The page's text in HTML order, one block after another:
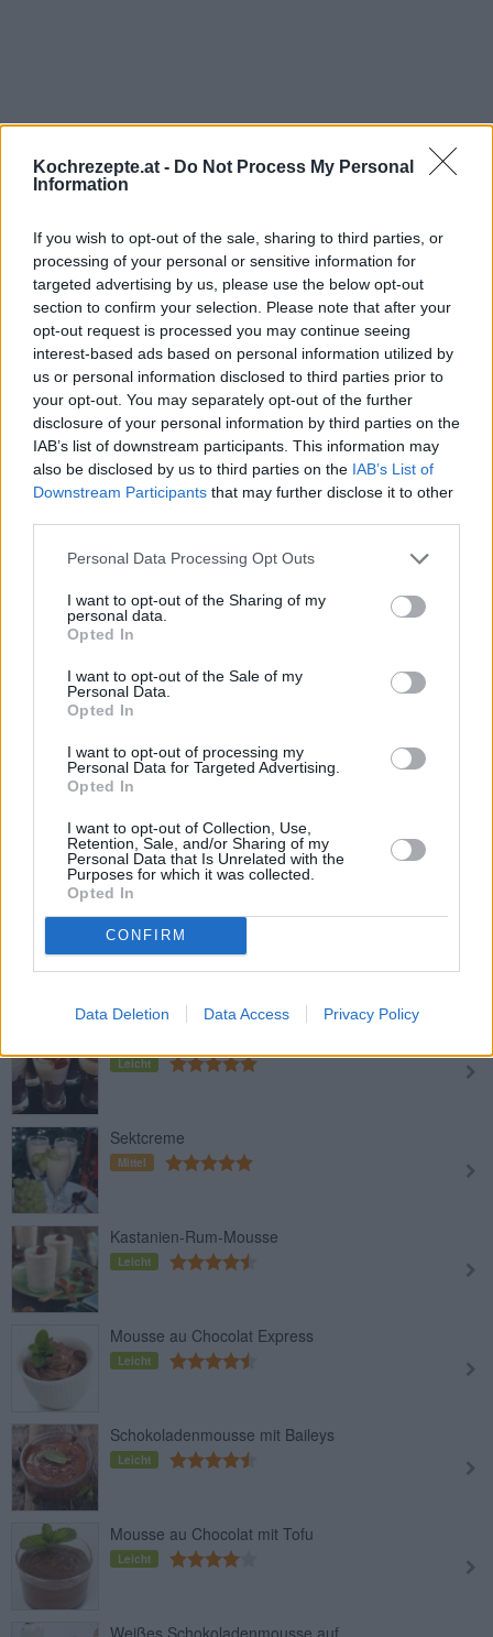
Kochrezepte.at - Do Not Process My Personal
Information
If you wish to opt-out of the sale, sharing to third parties, or
processing of your personal or sensitive information for
targeted advertising by us, please use the below opt-out
section to confirm your selection. Please note that after your
opt-out request is processed you may continue seeing
interest-based ads based on personal information utilized by
us or personal information disclosed to third parties prior to
your opt-out. You may separately opt-out of the further
disclosure of your personal information by third parties on the
IAB’s list of downstream participants. This information may
also be disclosed by us to third parties on the IAB’s List of
Downstream Participants that may further disclose it to other
Personal Data Processing Opt Outs
I want to opt-out of the Sharing of my
personal data.
Opted In
I want to opt-out of the Sale of my
Personal Data.
Opted In
I want to opt-out of processing my
Personal Data for Targeted Advertising.
Opted In
I want to opt-out of Collection, Use,
Retention, Sale, and/or Sharing of my
Personal Data that Is Unrelated with the
Purposes for which it was collected.
Opted In
CONFIRM
Data Deletion Data Access Privacy Policy
Interessante Rezeptsammlungen
Dessert Rezepte/ Italienische Rezepte / Käse Rezepte
/
Mehlspeisen Rezepte/ Schokolade Rezepte/ Süßspeisen
Rezepte/ Vegetarische Rezepte/ Nachspeisen Rezepte
Top
Ähnliche Rezepte
Streuselkugeln
Leicht
Leicht
Kinder Country-Dessert
Leicht
Eclair-Dessert
Leicht
Winter-Dessert
Leicht
Sektcreme
Mittel
Kastanien-Rum-Mousse
Leicht
Mousse au Chocolat Express
Leicht
Schokoladenmousse mit Baileys
Leicht
Mousse au Chocolat mit Tofu
Leicht
Weißes Schokoladenmousse auf